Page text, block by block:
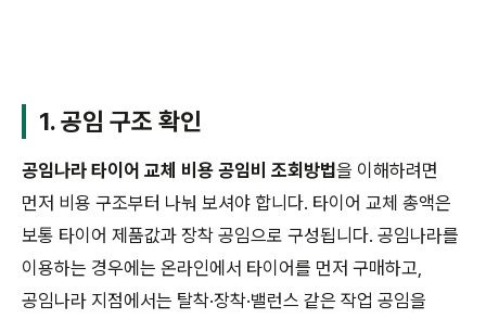
1. 공임 구조 확인
공임나라 타이어 교체 비용 공임비 조회방법을 이해하려면
먼저 비용 구조부터 나눠 보셔야 합니다. 타이어 교체 총액은
보통 타이어 제품값과 장착 공임으로 구성됩니다. 공임나라를
이용하는 경우에는 온라인에서 타이어를 먼저 구매하고,
공임나라 지점에서는 탈착·장착·밸런스 같은 작업 공임을